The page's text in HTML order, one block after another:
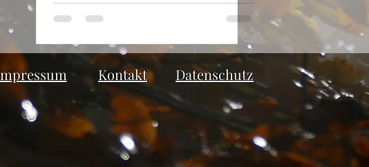
Kontakt Datenschutz